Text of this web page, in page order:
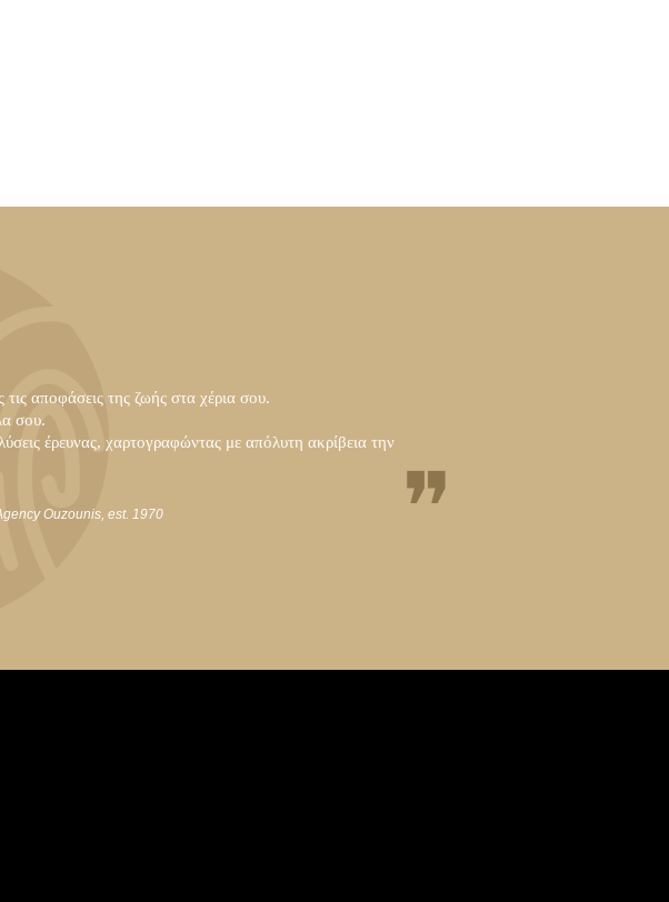
αποφάσεις της ζωής στα χέρια σου.
σου.
έρευνας, χαρτογραφώντας με απόλυτη ακρίβεια την
Ouzounis, est. 1970